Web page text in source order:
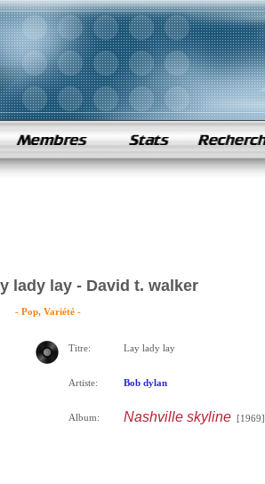
lady lay - David t. walker
- Pop, Variété -
Titre: Lay lady lay
Artiste: Bob dylan
Album: Nashville skyline[1969]